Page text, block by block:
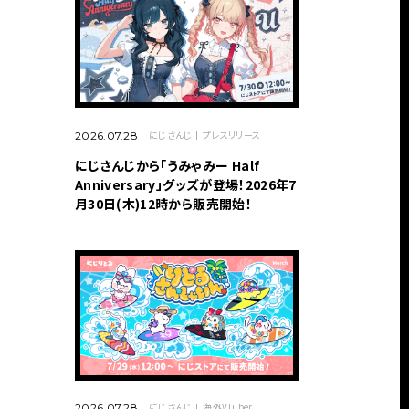
2026.07.28 にじさんじ プレスリリース
にじさんじから「うみゃみー Half
Anniversary」グッズが登場！2026年7
月30日(木)12時から販売開始！